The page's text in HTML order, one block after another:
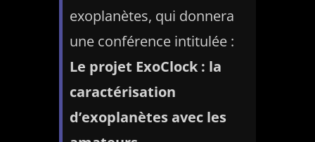
exoplanètes, qui donnera
une conférence intitulée :
Le projet ExoClock : la
caractérisation
d’exoplanètes avec les